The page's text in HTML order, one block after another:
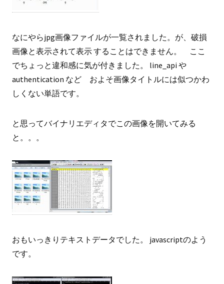
なにやらjpg画像ファイルが一覧されました。が、破損
画像と表示されて表示 することはできません。 ここ
でちょっと違和感に気が付きました。 line_api や
authentication など およそ画像タイトルには似つかわ
しくない単語です。
と思ってバイナリエディタでこの画像を開いてみる
と。。。
おもいっきりテキストデータでした。 javascriptのよう
です。